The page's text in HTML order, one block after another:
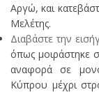
Αργώ, και
Μελέτης.
Διαβάστε την
όπως μοιράστηκε
αναφορά σε
Κύπρου μέχρι